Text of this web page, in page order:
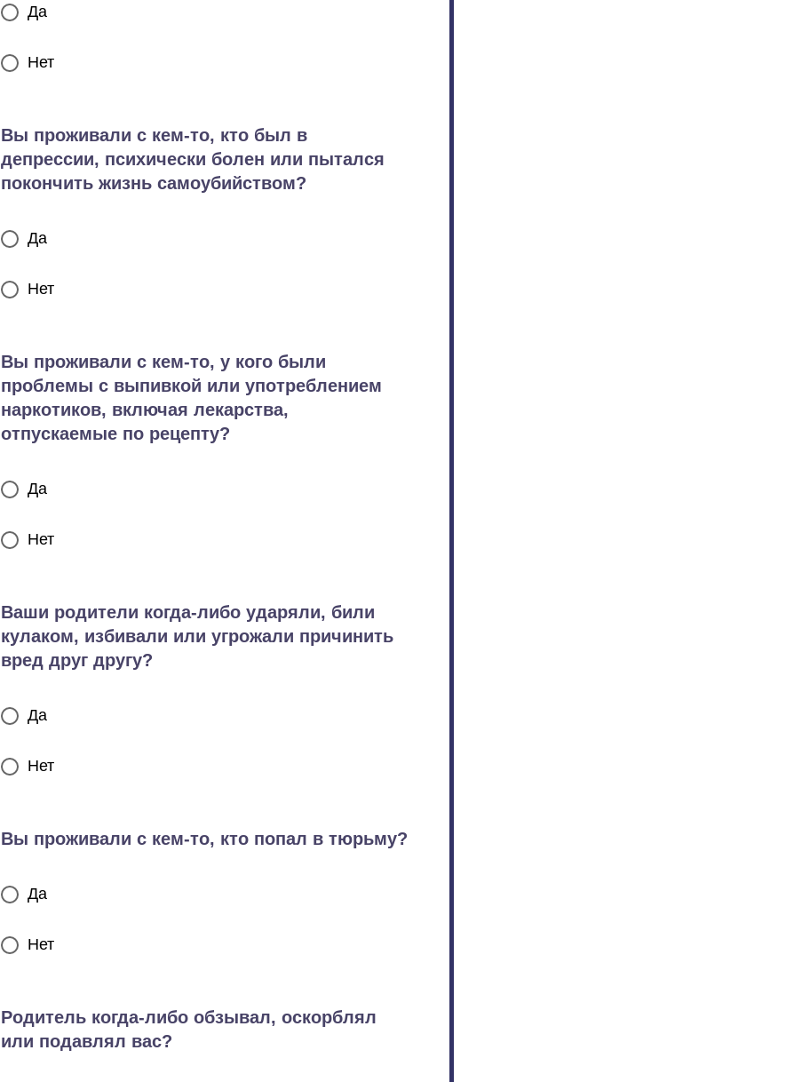
Да
Нет
Вы проживали с кем-то, кто был в
депрессии, психически болен или пытался
покончить жизнь самоубийством?
Да
Нет
Вы проживали с кем-то, у кого были
проблемы с выпивкой или употреблением
наркотиков, включая лекарства,
отпускаемые по рецепту?
Да
Нет
Ваши родители когда-либо ударяли, били
кулаком, избивали или угрожали причинить
вред друг другу?
Да
Нет
Вы проживали с кем-то, кто попал в тюрьму?
Да
Нет
Родитель когда-либо обзывал, оскорблял
или подавлял вас?